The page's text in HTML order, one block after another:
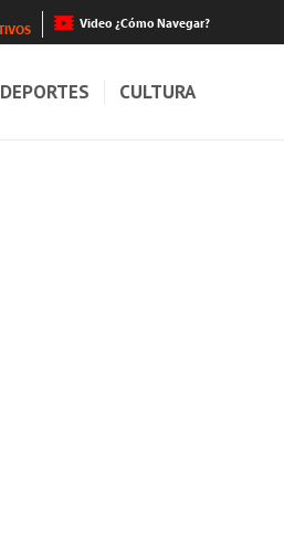
Video ¿Cómo Navegar?
DEPORTES CULTURA